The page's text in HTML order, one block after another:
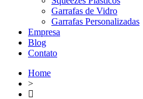
Garrafas de Vidro
Garrafas Personalizadas
Empresa
Blog
Contato
Home
>